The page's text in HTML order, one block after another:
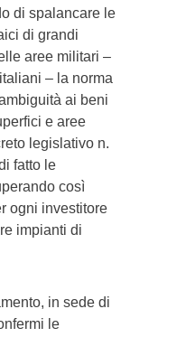
di spalancare le
di grandi
aree militari –
– la norma
ai beni
e aree
legislativo n.
fatto le
così
ogni investitore
impianti di
in sede di
le